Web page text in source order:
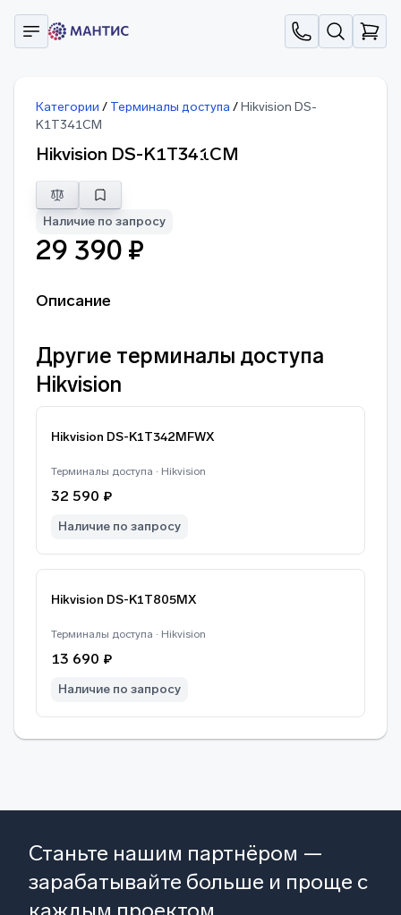
Категории / Терминалы доступа /Hikvision DS-
K1T341CM
Hikvision DS-K1T341CM
Наличие по запросу
29 390 ₽
Описание
Другие терминалы доступа
Hikvision
Hikvision DS-K1T342MFWX
Терминалы доступа · Hikvision
32 590 ₽
Наличие по запросу
Hikvision DS-K1T805MX
Терминалы доступа · Hikvision
13 690 ₽
Наличие по запросу
Станьте нашим партнёром —
зарабатывайте больше и проще с